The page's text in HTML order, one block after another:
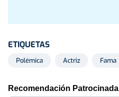
ETIQUETAS
Polémica Actriz Fama